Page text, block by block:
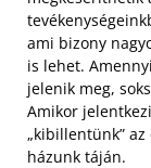
ami bizony
is lehet.
jelenik meg,
Amikor
„kibillentünk”
házunk táján.